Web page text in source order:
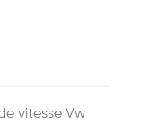
vitesse Vw